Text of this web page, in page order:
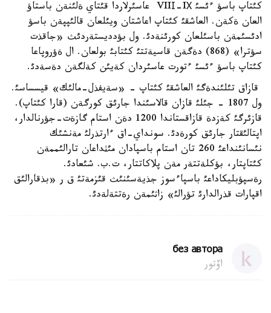
كئتاپ باسؤ ءئسئ VIIІ-IХ عاسئرلاردا قئتاي ةلئنةن باستاؤ
العان ةكةن. العاشقئ كئتاپ اعاشتان ويئلعان قالئپپةن باسؤ
ادئسئمةن باسئلعان كورئنةدئ. ول بؤدديستةردئث «جاقذت
سؤترا» (868) دةگةن قاسيةتتئ كئتابئ بولعان. ال ةؤروپاعا
كئتاپ باسؤ ءئسئ ءتورت عاسئردان كةيئن كةلگةن دةسةدئ.
قازاق تئلئندةگئ العاشقئ كئتاپ - «سةيفذل-مالئك» قيسساسئ.
ول 1807 - جئلئ قازان قالاسئندا جارئق كورگةن (قارا كئتاپ).
قازئرگئ كةزدة قازاقستاندا 1200 دةن استام گازةت-جؤرنالدار،
اپتالئقتار جارئق كورةدئ. سونداي-اق ءارتذرلئ مةنشئك
نئسانئنداعئ 260 تان استام باسپادان مئثداعان تارالئممةن
كئتاپتار، بؤكلةتتةر مةن پلاكاتتار، ت.ب. شئعادئ.
رةسپؤبليكاداعئ باسپاءسوز جذيةسئنئث قئزمةتئ ق ر «بذقارالئق
اقپارات قذرالدارئ تؤرالئ» زاثئمةن رةتتةلةدئ.
без автора
اۆتور